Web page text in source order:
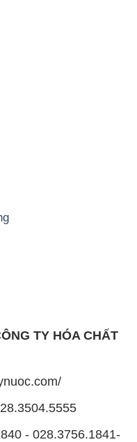
TY HÓA CHẤT
- 028.3756.1841-